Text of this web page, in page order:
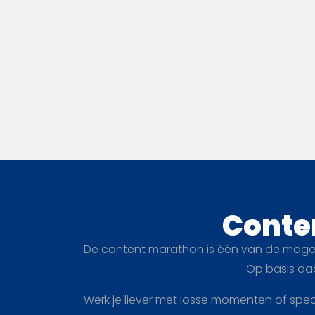
De content marathon is één van de
Op basis
Werk je liever met losse momenten of